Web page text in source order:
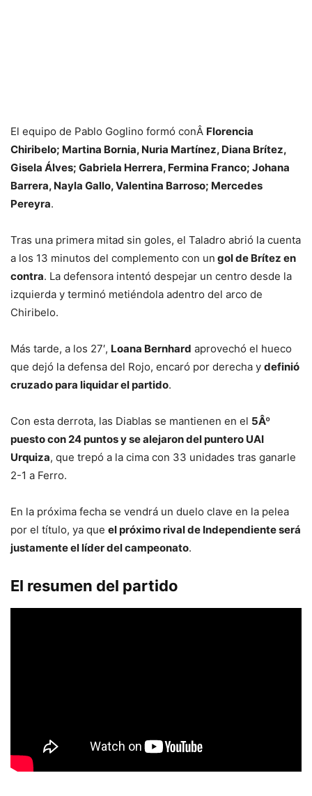
El equipo de Pablo Goglino formó conÂ Florencia
Chiribelo; Martina Bornia, Nuria Martínez, Diana Brítez,
Gisela Álves; Gabriela Herrera, Fermina Franco; Johana
Barrera, Nayla Gallo, Valentina Barroso; Mercedes
Pereyra.
Tras una primera mitad sin goles, el Taladro abrió la cuenta
a los 13 minutos del complemento con un gol de Brítez en
contra. La defensora intentó despejar un centro desde la
izquierda y terminó metiéndola adentro del arco de
Chiribelo.
Más tarde, a los 27′, Loana Bernhard aprovechó el hueco
que dejó la defensa del Rojo, encaró por derecha y definió
cruzado para liquidar el partido.
Con esta derrota, las Diablas se mantienen en el 5Âº
puesto con 24 puntos y se alejaron del puntero UAI
Urquiza, que trepó a la cima con 33 unidades tras ganarle
2-1 a Ferro.
En la próxima fecha se vendrá un duelo clave en la pelea
por el título, ya que el próximo rival de Independiente será
justamente el líder del campeonato.
El resumen del partido